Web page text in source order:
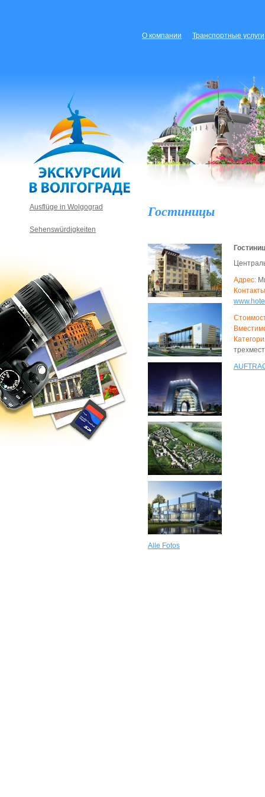
О компании Транспортные услуги
Гостиницы
Alle Fotos
Адрес:
Ausflüge in Wolgograd
Sehenswürdigkeiten